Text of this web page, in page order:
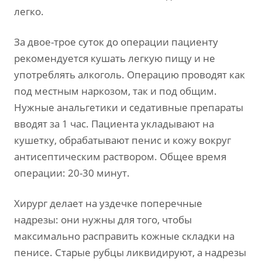
легко.
За двое-трое суток до операции пациенту
рекомендуется кушать легкую пищу и не
употреблять алкоголь. Операцию проводят как
под местным наркозом, так и под общим.
Нужные анальгетики и седативные препараты
вводят за 1 час. Пациента укладывают на
кушетку, обрабатывают пенис и кожу вокруг
антисептическим раствором. Общее время
операции: 20-30 минут.
Хирург делает на уздечке поперечные
надрезы: они нужны для того, чтобы
максимально расправить кожные складки на
пенисе. Старые рубцы ликвидируют, а надрезы